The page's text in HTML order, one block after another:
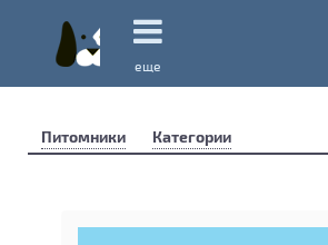
еще
Питомники Категории